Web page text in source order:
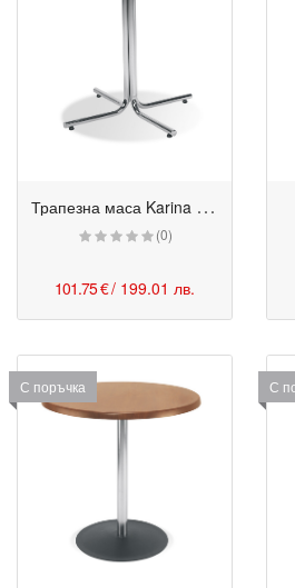
Т
рапезна маса Karina Round
(0)
101.75 €/ 199.01 лв.
С поръчка С